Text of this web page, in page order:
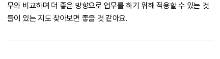
무와 비교하며 더 좋은 방향으로 업무를 하기 위해 적용할 수 있는 것
들이 있는 지도 찾아보면 좋을 것 같아요.